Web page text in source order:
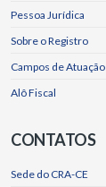
Pessoa Jurídica
Sobre o Registro
Campos de Atuação
Alô Fiscal
CONTATOS
Sede do CRA-CE